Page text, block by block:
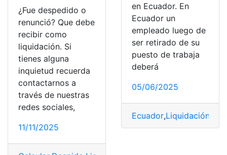
¿Fue despedido o
renunció? Que debe
recibir como
liquidación. Si
tienes alguna
inquietud recuerda
contactarnos a
través de nuestras
redes sociales,
11/11/2025
en Ecuador. En
Ecuador un
empleado luego de
ser retirado de su
puesto de trabaja
deberá
05/06/2025
Ecuador,Liquidación